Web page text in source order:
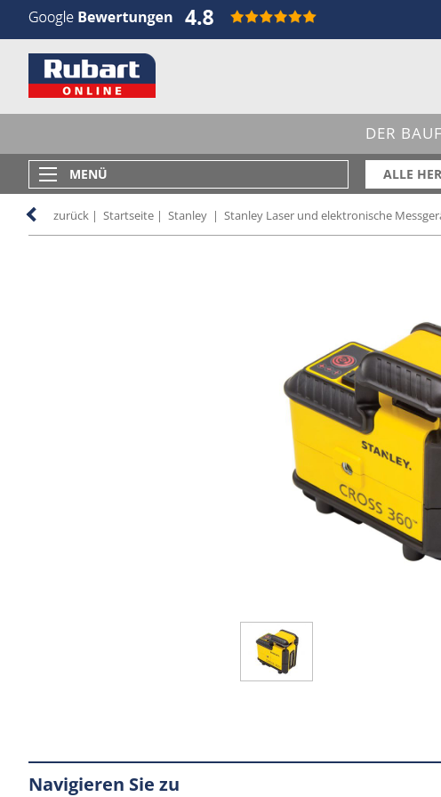
DER
MENÜ ALLE
zurück | Startseite | Stanley | Stanley Laser und elektronische
Navigieren Sie zu